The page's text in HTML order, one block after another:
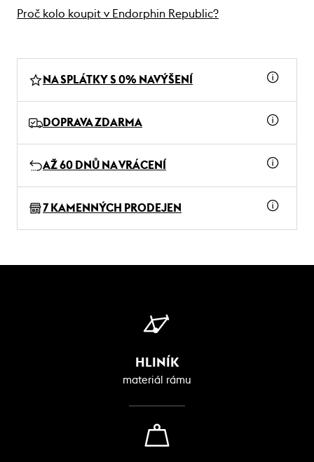
Proč kolo koupit v Endorphin Republic?
NA SPLÁTKY S 0% NAVÝŠENÍ
DOPRAVA ZDARMA
AŽ 60 DNŮ NA VRÁCENÍ
7 KAMENNÝCH PRODEJEN
HLINÍK
materiál rámu